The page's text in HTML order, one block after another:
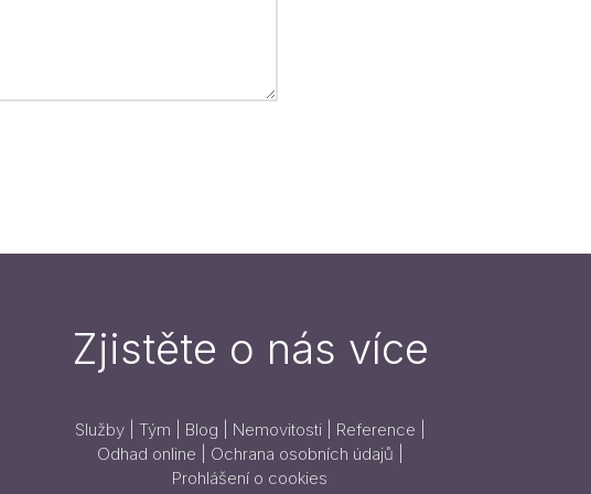
Zjistěte o nás více
Služby| Tým Blog Nemovitosti Reference
Odhad online
Ochrana osobních údajů
Prohlášení o cookies